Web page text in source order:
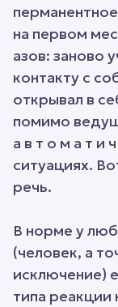
на первом
азов: заново
контакту с
открывал в
помимо
а в т о м а т и
ситуациях.
речь.
В норме у
(человек, а
исключение)
типа реакции